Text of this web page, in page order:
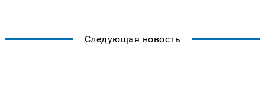
Следующая новость